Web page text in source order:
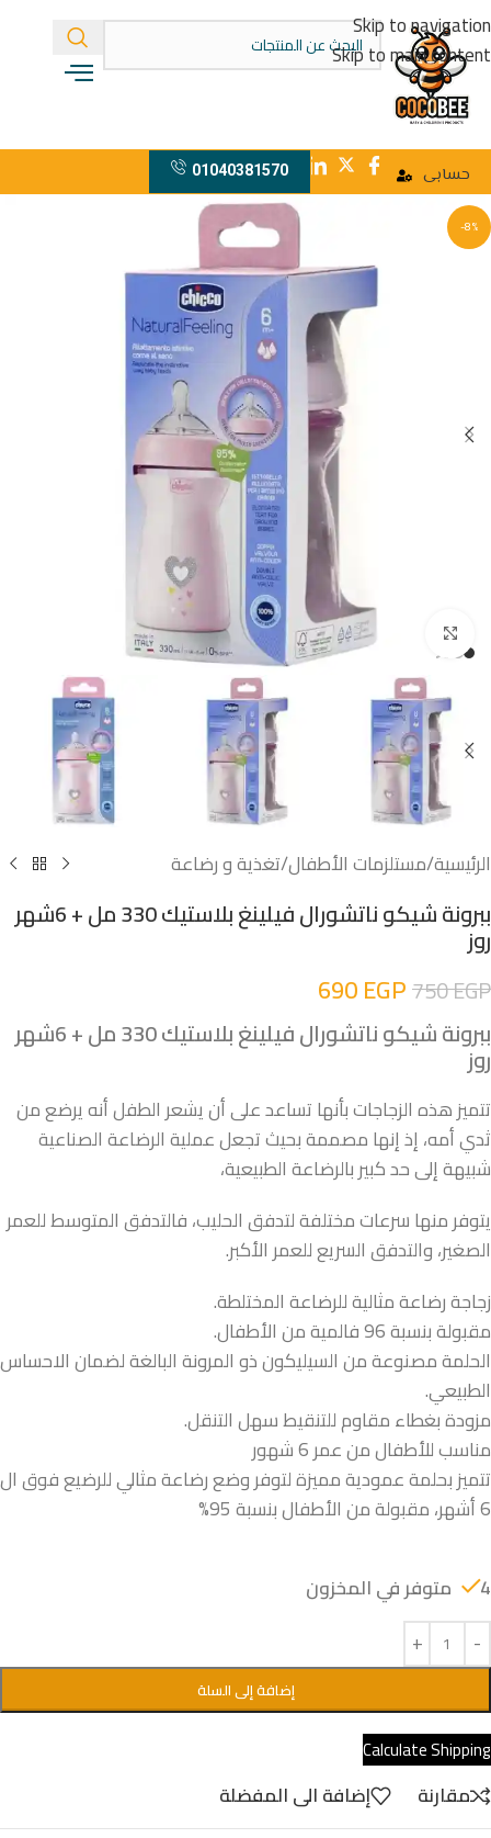
Skip to navigation
Skip to main content
حسابى 01040381570
-8%
اضغط للتكبير
الرئيسية/مستلزمات الأطفال/تغذية و رضاعة
ببرونة شيكو ناتشورال فيلينغ بلاستيك 330 مل + 6شهر
روز
750EGP
690EGP
ببرونة شيكو ناتشورال فيلينغ بلاستيك 330 مل + 6شهر
روز
تتميز هذه الزجاجات بأنها تساعد على أن يشعر الطفل أنه يرضع من
ثدي أمه، إذ إنها مصممة بحيث تجعل عملية الرضاعة الصناعية
شبيهة إلى حد كبير بالرضاعة الطبيعية،
يتوفر منها سرعات مختلفة لتدفق الحليب، فالتدفق المتوسط للعمر
الصغير، والتدفق السريع للعمر الأكبر.
زجاجة رضاعة مثالية للرضاعة المختلطة.
مقبولة بنسبة 96 فالمية من الأطفال.
الحلمة مصنوعة من السيليكون ذو المرونة البالغة لضمان الاحساس
الطبيعي.
مزودة بغطاء مقاوم للتنقيط سهل التنقل.
مناسب للأطفال من عمر 6 شهور
تتميز بحلمة عمودية مميزة لتوفر وضع رضاعة مثالي للرضيع فوق ال
6 أشهر، مقبولة من الأطفال بنسبة 95%
4 متوفر في المخزون
إضافة إلى السلة
Calculate Shipping
مقارنة
إضافة الى المفضلة